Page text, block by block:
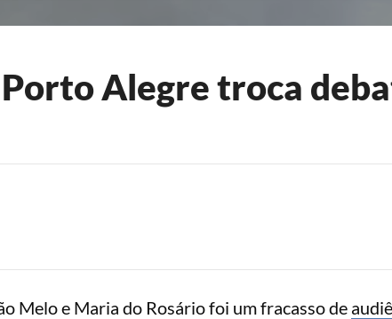
Alegre troca
Melo e Maria do Rosário foi um fracasso de